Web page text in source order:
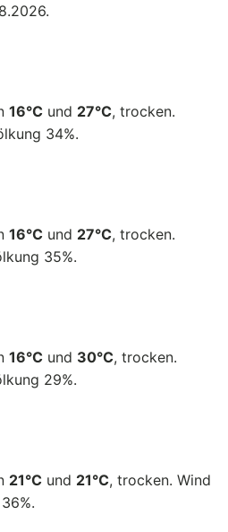
16°C und 27°C, trocken.
34%.
16°C und 27°C, trocken.
35%.
16°C und 30°C, trocken.
29%.
21°C und 21°C, trocken. Wind